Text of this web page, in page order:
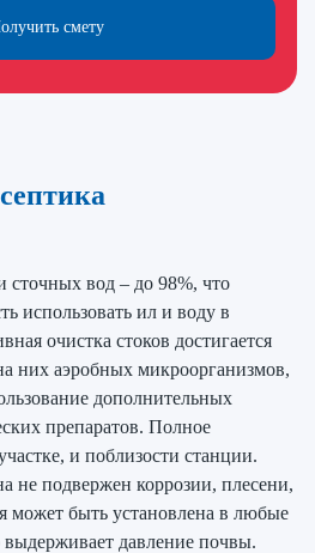
смету
сточных вод – до 98%, что
использовать ил и воду в
очистка стоков достигается
них аэробных микроорганизмов,
дополнительных
препаратов. Полное
и поблизости станции.
не подвержен коррозии, плесени,
может быть установлена в любые
давление почвы.